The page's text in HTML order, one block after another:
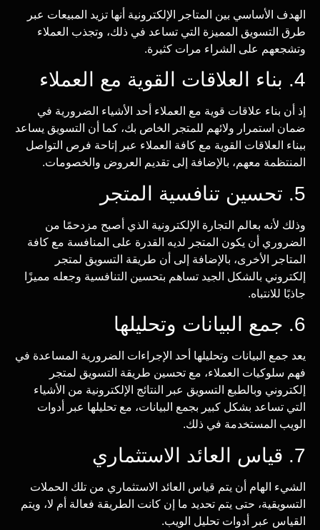
الهدف الأساسي بين المتاجر الإلكترونية أنها تزيد المبيعات عبر
طرق التسويق المميزة التي تساعد في ذلك، وتجذب العملاء
وتشجعهم على الشراء مرات كثيرة.
4. بناء العلاقات القوية مع العملاء
إذ أن بناء علاقات قوية مع العملاء أحد الأشياء الضرورية في
ضمان استمرار ولائهم للمتجر الخاص بك، كما أن التسويق يساعد
ببناء العلاقات القوية مع كافة العملاء عبر إتاحة فرص التواصل
المنتظمة معهم، بالإضافة إلى تقديم العروض والخصومات.
5. تحسين تنافسية المتجر
وذلك لأنه بعالم التجارة الإلكترونية الذي أصبح مزدحمًا من
الضروري أن يكون المتجر لديه القدرة على المنافسة مع كافة
المتاجر الأخرى، بالإضافة إلى أن طريقة التسويق لمتجر
إلكتروني بالشكل الجيد تساهم بتحسين التنافسية وجعله مميزًا
جاذبًا للانتباه.
6. جمع البيانات وتحليلها
يعد جمع البيانات وتحليلها أحد الإجراءات الضرورية المساعدة في
فهم سلوكيات العملاء، مع تحسين طريقة التسويق لمتجر
إلكتروني وبالطبع التسويق عبر النتائج الإلكترونية من الأشياء
التي تساعد بشكل كبير بجمع البيانات، مع تحليلها عبر أدوات
الويب المستخدمة في ذلك.
7. قياس العائد الاستثماري
الشيء الهام أن يتم قياس العائد الاستثماري من تلك الحملات
التسويقية، حتى يتم تحديد ما إن كانت الطريقة فعالة أم لا، ويتم
القياس عبر أدوات تحليل الويب.